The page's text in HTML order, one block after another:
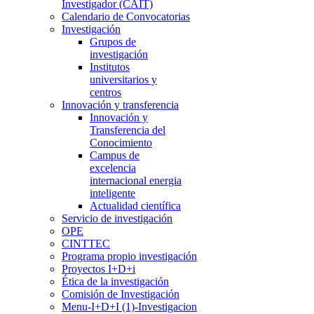
Investigador (CAIT)
Calendario de Convocatorias
Investigación
Grupos de
investigación
Institutos
universitarios y
centros
Innovación y transferencia
Innovación y
Transferencia del
Conocimiento
Campus de
excelencia
internacional energia
inteligente
Actualidad científica
Servicio de investigación
OPE
CINTTEC
Programa propio investigación
Proyectos I+D+i
Ética de la investigación
Comisión de Investigación
Menu-I+D+I (1)-Investigacion